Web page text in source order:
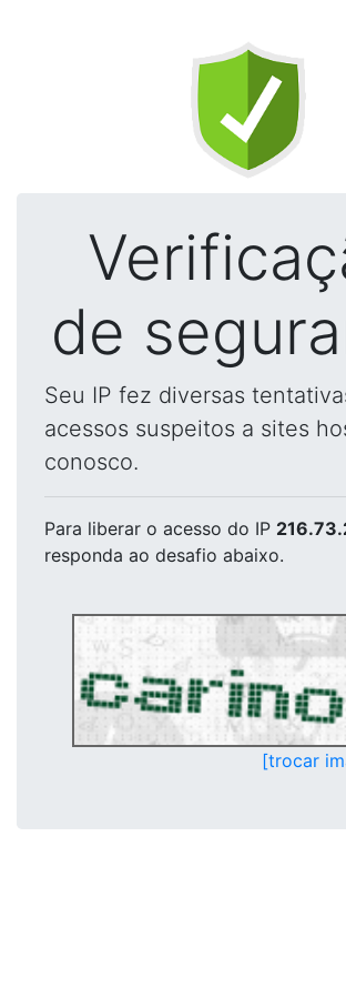
de
Seu IP fez diversas
acessos suspeitos a sites
conosco.
Para liberar o acesso do IP
responda ao desafio abaixo.
[trocar